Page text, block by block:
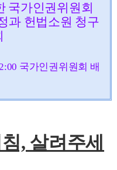
국가인권위원회
과 헌법소원 청구
국가인권위원회 배
, 살려주세